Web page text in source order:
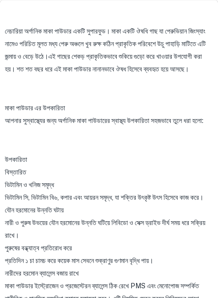
নেচারিয়া অর্গানিক মাকা পাউডার একটি সুপারফুড। মাকা একটি ঔষধি গাছ যা পেরুভিয়ান জিংস্যাং
নামেও পরিচিত মূলত মধ্য পেরু অঞ্চলে খুব রুক্ষ কঠিন প্রাকৃতিক পরিবেশে উচু পাহাড়ি মাটিতে এটি
জন্মায় ও বেড়ে উঠে।এই গাছের শেকড় প্রাকৃতিকভাবে শুকিয়ে গুড়ো করে খাওয়ার উপযোগী করা
হয়। শত শত বছর ধরে এই মাকা পাউডার নানানভাবে ঔষধ হিসেবে ব্যবহৃত হয়ে আসছে।
মাকা পাউডার এর উপকারিতা
আপনার সুস্বাস্থ্যের জন্য অর্গানিক মাকা পাউডারের স্বাস্থ্য উপকারিতা সহজভাবে তুলে ধরা হলো:
উপকারিতা
বিস্তারিত
ভিটামিন ও খনিজ সমৃদ্ধ
ভিটামিন সি, ভিটামিন বি৬, কপার এবং আয়রন সমৃদ্ধ, যা শক্তির উৎকৃষ্ট উৎস হিসেবে কাজ করে।
যৌন হরমোনের উন্নতি ঘটায়
নারী ও পুরুষ উভয়ের যৌন হরমোনের উন্নতি ঘটিয়ে লিবিডো ও সেক্স ড্রাইভ দীর্ঘ সময় ধরে সক্রিয়
রাখে।
পুরুষের বন্ধ্যাত্ব প্রতিরোধ করে
প্রতিদিন ১ চা চামচ করে কয়েক মাস সেবনে শুক্রাণুর গুণমান বৃদ্ধি পায়।
নারীদের হরমোন ব্যালেন্স বজায় রাখে
মাকা পাউডার ইস্ট্রোজেন ও প্রজেস্টেরন ব্যালেন্স ঠিক রেখে PMS এবং মেনোপোজ সম্পর্কিত